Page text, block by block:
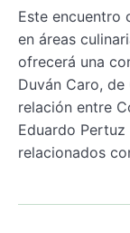
Este encuentro
en áreas
ofrecerá una
Duván Caro,
relación entre
Eduardo
relacionados